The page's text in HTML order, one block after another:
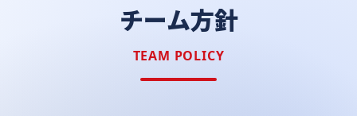
チーム方針
TEAM POLICY